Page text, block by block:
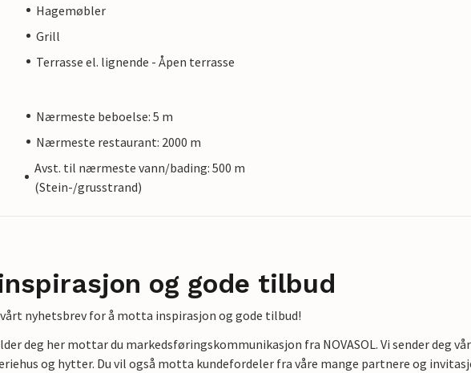
Hagemøbler
Grill
Terrasse el. lignende - Åpen terrasse
Nærmeste beboelse: 5 m
Nærmeste restaurant: 2000 m
Avst. til nærmeste vann/bading: 500 m
(Stein-/grusstrand)
og gode tilbud
nyhetsbrev for å motta inspirasjon og gode tilbud!
deg her mottar du markedsføringskommunikasjon fra NOVASOL. Vi sender deg
og hytter. Du vil også motta kundefordeler fra våre mange partnere og